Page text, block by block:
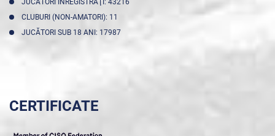
JUCĂTORI ÎNREGISTRAŢI: 43216
CLUBURI (NON-AMATORI): 11
JUCĂTORI SUB 18 ANI: 17987
CERTIFICATE